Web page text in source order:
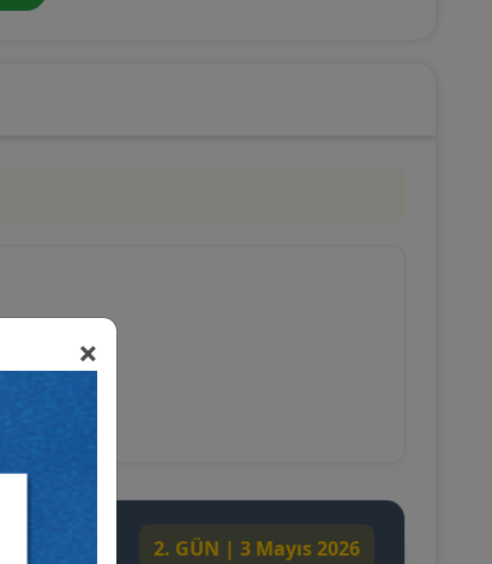
×
2. GÜN | 3 Mayıs 2026